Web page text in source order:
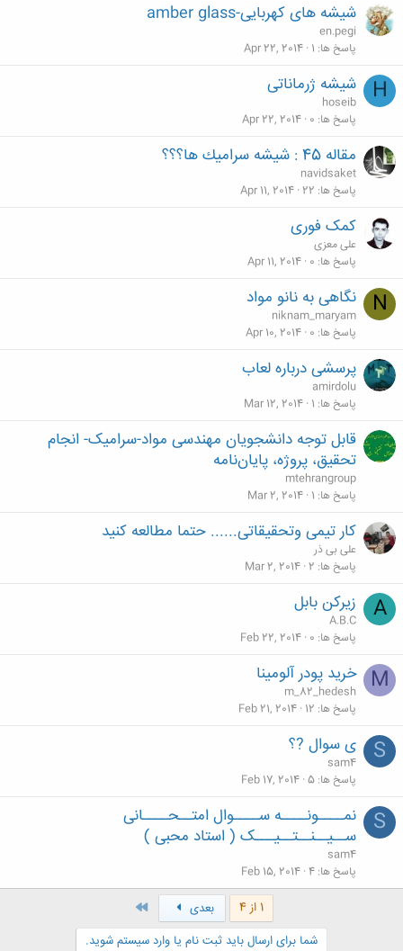
شیشه های کهربایی-amber glass
en.pegi
پاسخ ها 1
Apr 22, 2014
H شیشه ژرماناتی
hoseib
پاسخ ها 0
Apr 22, 2014
مقاله 45 : شيشه سراميك ها؟؟؟
navidsaket
پاسخ ها 22
Apr 11, 2014
کمک فوری
علی معزی
پاسخ ها 0
Apr 11, 2014
N نگاهی به نانو مواد
niknam_maryam
پاسخ ها 0
Apr 10, 2014
پرسشی درباره لعاب
amirdolu
پاسخ ها 1
Mar 12, 2014
قابل توجه دانشجویان مهندسی مواد-سرامیک- انجام
تحقیق، پروژه، پایان‌نامه
mtehrangroup
پاسخ ها 1
Mar 2, 2014
کار تیمی وتحقیقاتی...... حتما مطالعه کنید
علی بی ذر
پاسخ ها 2
Mar 2, 2014
A زیرکن بابل
A.B.C
پاسخ ها 0
Feb 22, 2014
M خرید پودر آلومینا
m_82_hedesh
پاسخ ها 12
Feb 21, 2014
S ی سوال ?؟
sam4
پاسخ ها 5
Feb 17, 2014
S
نمــــونــــه ســــوال امتــحــــانی
ســیــنــتــیـــک ( استاد محبی )
sam4
پاسخ ها 4
Feb 15, 2014
1 از 4 بعدی
شما برای ارسال باید ثبت نام یا وارد سیستم شوید.